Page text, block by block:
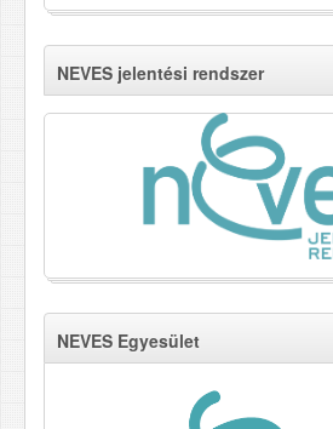
NEVES jelentési rendszer
NEVES Egyesület